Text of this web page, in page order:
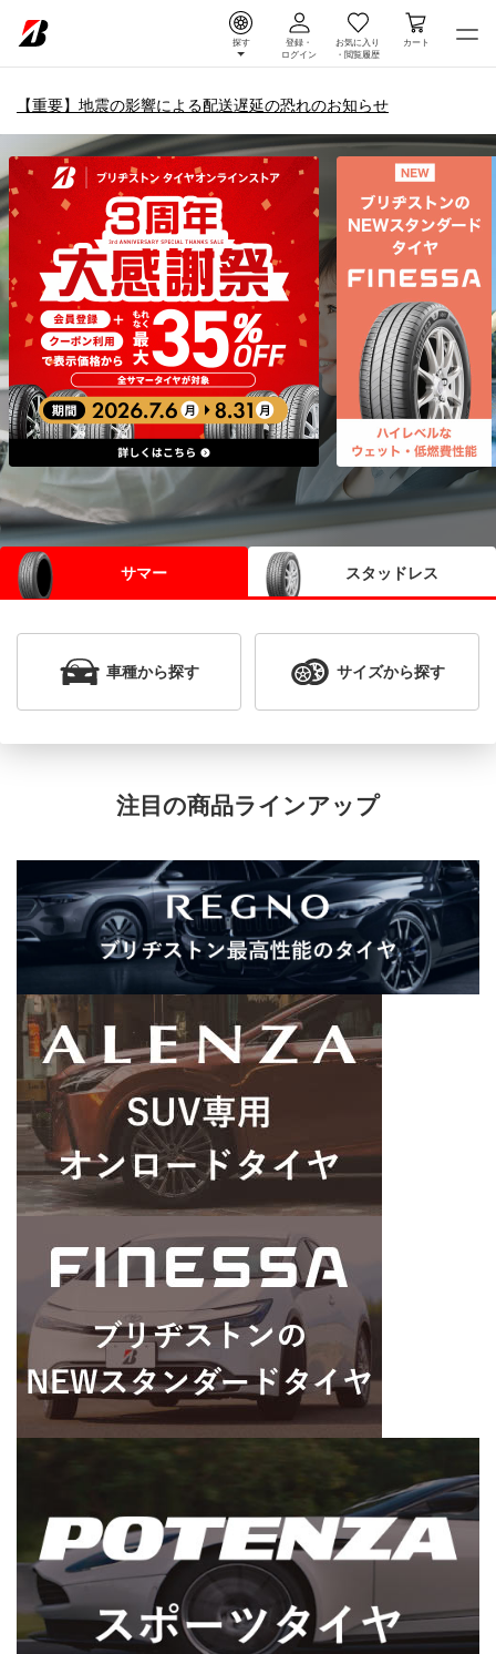
探す
登録・
ログイン
お気に入り
・ 閲覧履歴
カート
【重要】地震の影響による配送遅延の恐れのお知らせ
タイヤ＆ホイール通販 |
サマー スタッドレス
車種から探す サイズから探す
注目の商品ラインアップ